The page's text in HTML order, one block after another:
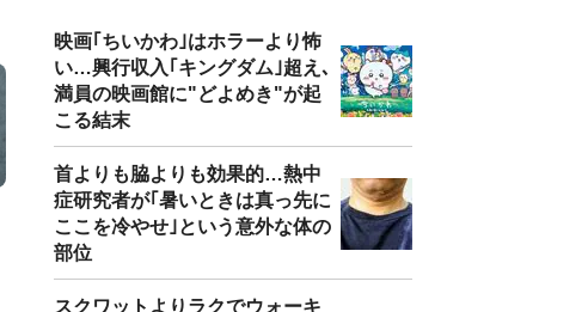
映画｢ちいかわ｣はホラーより怖
い…興行収入｢キングダム｣超え､
満員の映画館に"どよめき"が起
こる結末
首よりも脇よりも効果的…熱中
症研究者が｢暑いときは真っ先に
ここを冷やせ｣という意外な体の
部位
スクワットよりラクでウォーキ